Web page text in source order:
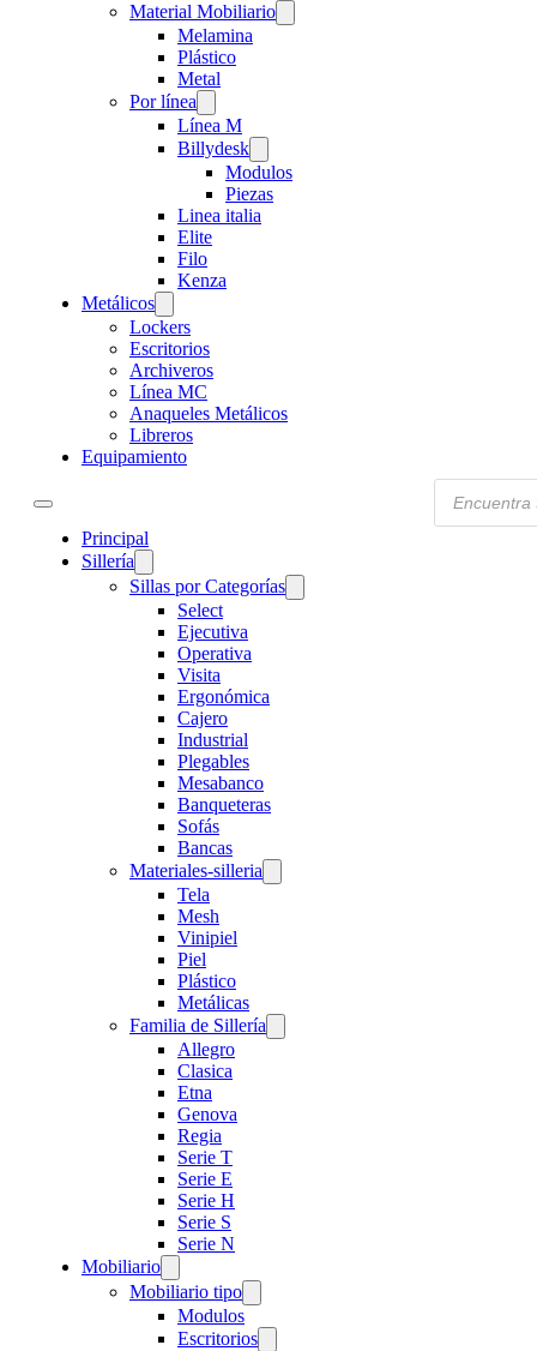
Material Mobiliario
Melamina
Plástico
Metal
Por línea
Línea M
Billydesk
Modulos
Piezas
Linea italia
Elite
Filo
Kenza
Metálicos
Lockers
Escritorios
Archiveros
Línea MC
Anaqueles Metálicos
Libreros
Equipamiento
Principal
Sillería
Sillas por Categorías
Select
Ejecutiva
Operativa
Visita
Ergonómica
Cajero
Industrial
Plegables
Mesabanco
Banqueteras
Sofás
Bancas
Materiales-silleria
Tela
Mesh
Vinipiel
Piel
Plástico
Metálicas
Familia de Sillería
Allegro
Clasica
Etna
Genova
Regia
Serie T
Serie E
Serie H
Serie S
Serie N
Mobiliario
Mobiliario tipo
Modulos
Escritorios
Products
search